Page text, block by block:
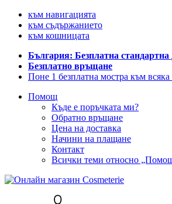
към навигацията
към съдържанието
към кошницата
България: Безплатна стандартна
Безплатно връщане
Поне 1 безплатна мостра към всяка
Помощ
Къде е поръчката ми?
Обратно връщане
Цена на доставка
Начини на плащане
Контакт
Всички теми относно